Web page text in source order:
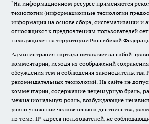
"На информационном ресурсе применяются
технологии (информационные технологии
информации на основе сбора, систематизации и
относящихся к предпочтениям пользователей
находящихся на территории Российской
Администрация портала оставляет за собой
комментарии, исходя из соображений
обсуждения тем и соблюдения законодательства
рекомендательных технологий. На сайте не
комментарии, содержащие нецензурную брань,
межнациональную рознь, возбуждающие
равно унижение человеческого достоинства,
по теме. IP-адреса пользователей, не